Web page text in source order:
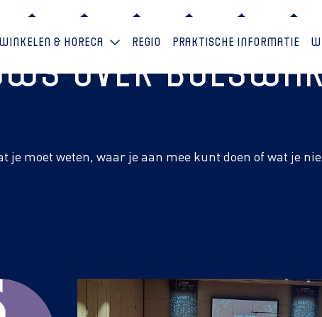
Winkelen & horeca Regio Praktische informatie
over
je moet weten, waar je aan mee kunt doen of wat je